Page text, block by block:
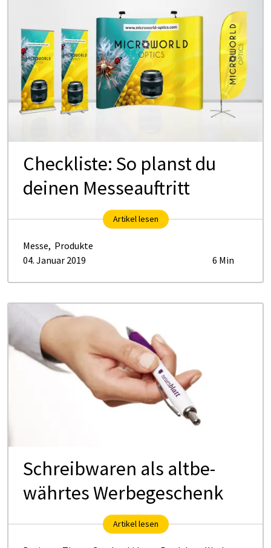
Check­lis­te: So planst du
dei­nen Mes­se­auf­tritt
Artikel lesen
Messe, Produkte
04. Januar 2019
6 Min
Schreib­wa­ren als alt­be­
währ­tes Wer­be­ge­schenk
Artikel lesen